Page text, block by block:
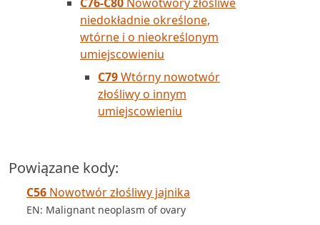
niedokładnie określone,
wtórne i o nieokreślonym
umiejscowieniu
C79Wtórny nowotwór
złośliwy o innym
umiejscowieniu
Powiązane kody:
C56 Nowotwór złośliwy jajnika
EN: Malignant neoplasm of ovary